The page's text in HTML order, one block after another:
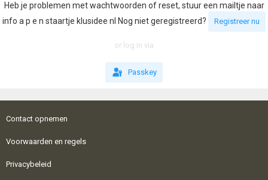
Heb je problemen met wachtwoorden of reset, stuur een mailtje naar
info a p e n staartje klusidee nl Nog niet geregistreerd?
Registreer nu
or log in via
Passkey
Contact opnemen
Voorwaarden en regels
Privacybeleid